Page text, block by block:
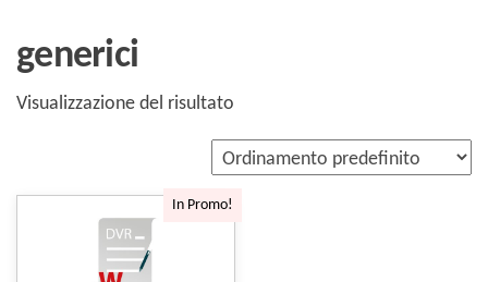
generici
Visualizzazione del risultato
In Promo!